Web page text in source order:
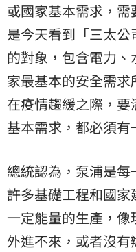
或國家基本需求，
是今天看到「三太公
的對象，包含電力
家最基本的安全需
在疫情趨緩之際，
基本需求，都必須有
總統認為，泵浦是
許多基礎工程和國
一定能量的生產，
外進不來，或者沒